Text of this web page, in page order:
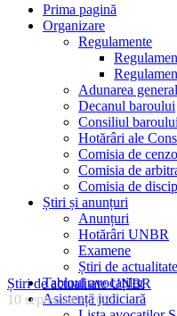
Prima pagină
Organizare
Regulamente
Adunarea
Decanul baroului
Consiliul baroului
Hotărâri ale
Comisia de
Comisia de
Comisia de
Știri și anunțuri
Anunțuri
Hotărâri UNBR
Examene
Știri de
Tabloul avocaților
Asistență judiciară
Știri de actualitate UNBR
10 septembrie 2025